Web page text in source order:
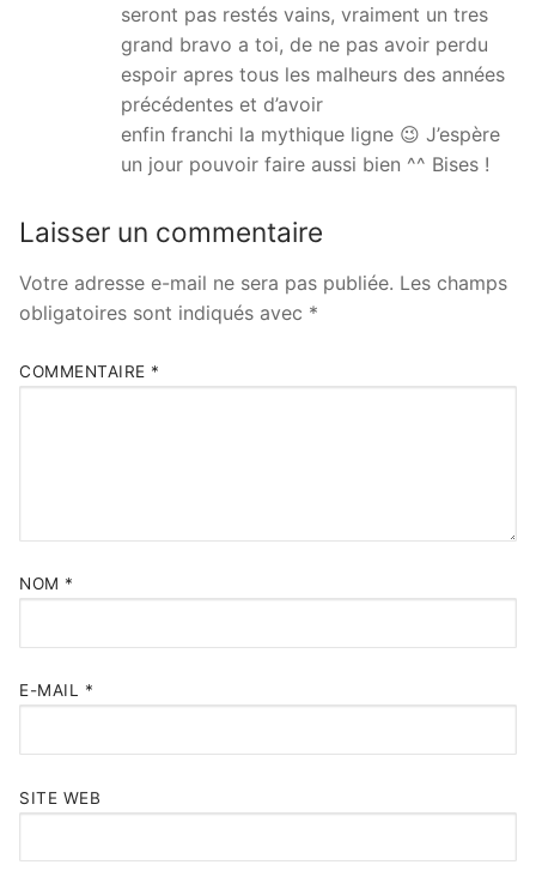
seront pas restés vains, vraiment un tres
grand bravo a toi, de ne pas avoir perdu
espoir apres tous les malheurs des années
précédentes et d’avoir
enfin franchi la mythique ligne 😉 J’espère
un jour pouvoir faire aussi bien ^^ Bises !
Laisser un commentaire
Votre adresse e-mail ne sera pas publiée. Les champs
obligatoires sont indiqués avec *
COMMENTAIRE *
NOM *
E-MAIL *
SITE WEB